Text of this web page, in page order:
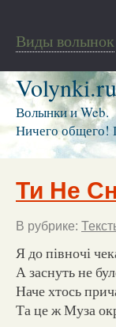
Виды волынок
Volynki.ru
Волынки и Web.
Ничего общего!
Ти Не
В рубрике:
Я до півночі
А заснуть не
Наче хтось
Та це ж Муза